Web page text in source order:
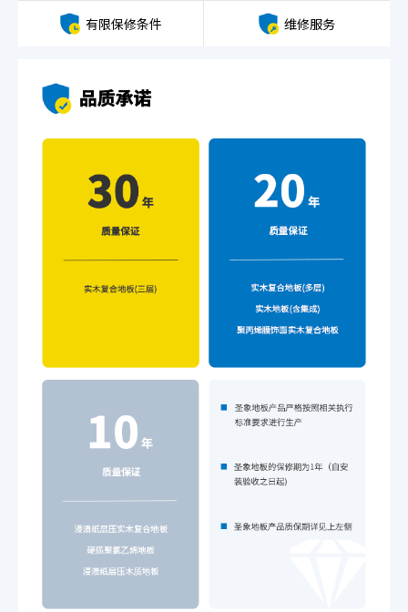
有限保修条件 维修服务